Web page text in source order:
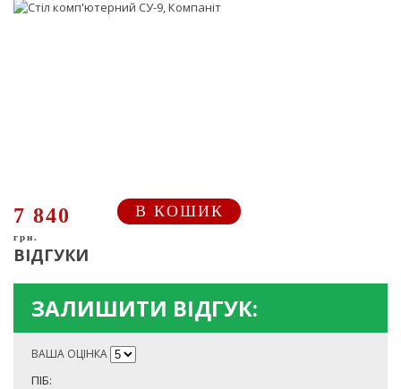
7 840
грн.
В КОШИК
ВІДГУКИ
ЗАЛИШИТИ ВІДГУК:
ВАША ОЦІНКА
ПІБ: